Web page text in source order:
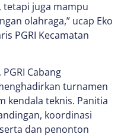
tetapi juga mampu
olahraga,” ucap Eko
PGRI Kecamatan
Cabang
turnamen
kendala teknis. Panitia
koordinasi
dan penonton